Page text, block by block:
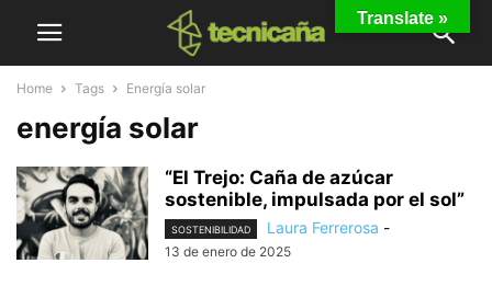
Home Tags Energía solar
energía solar
“El Trejo: Caña de azúcar
sostenible, impulsada por el sol”
SOSTENIBILIDAD Laura Ferrerosa -
13 de enero de 2025
Translate »